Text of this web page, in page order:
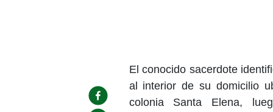
El conocido sacerdote
al interior de su domicilio
colonia Santa Elena,